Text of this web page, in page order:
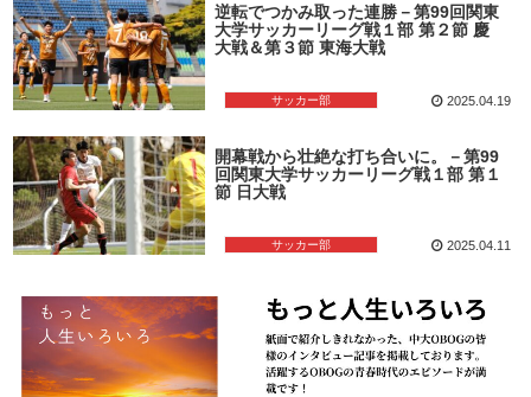
サッカー部
逆転でつかみ取った連勝－第99回関東
大学サッカーリーグ戦１部 第２節 慶
大戦＆第３節 東海大戦
2025.04.19
サッカー部
開幕戦から壮絶な打ち合いに。－第99
回関東大学サッカーリーグ戦１部 第１
節 日大戦
2025.04.11